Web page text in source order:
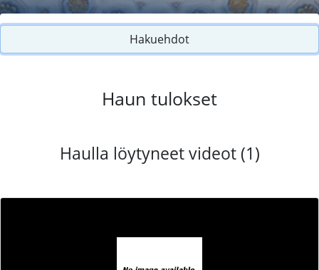
Hakuehdot
Haun tulokset
Haulla löytyneet videot (1)